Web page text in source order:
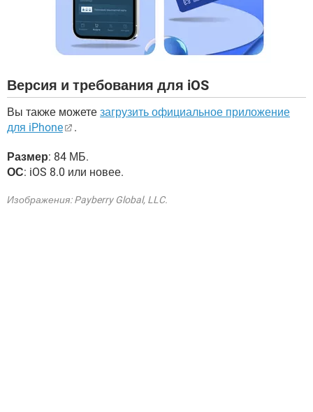
Версия и требования для iOS
Вы также можете загрузить официальное приложение
для iPhone
.
Размер: 84 МБ.
ОС: iOS 8.0 или новее.
Изображения: Payberry Global, LLC.